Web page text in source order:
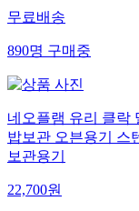
무료배송
890명 구매중
네오플램 유리 클락
밥보관 오븐용기 스
보관용기
22,700원